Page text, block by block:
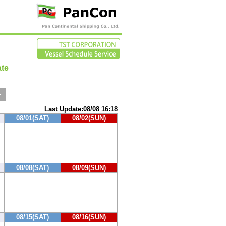
Last Update:08/08 16:18
08/01(SAT)
08/02(SUN)
08/08(SAT)
08/09(SUN)
08/15(SAT)
08/16(SUN)